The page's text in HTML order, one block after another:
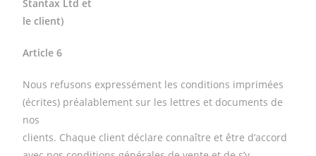
Stantax Ltd et
le client)
Article 6
Nous refusons expressément les conditions imprimées
(écrites) préalablement sur les lettres et documents de
nos
clients. Chaque client déclare connaître et être d’accord